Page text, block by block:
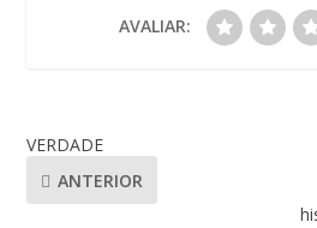
AVALIAR:
VERDADE
ANTERIOR